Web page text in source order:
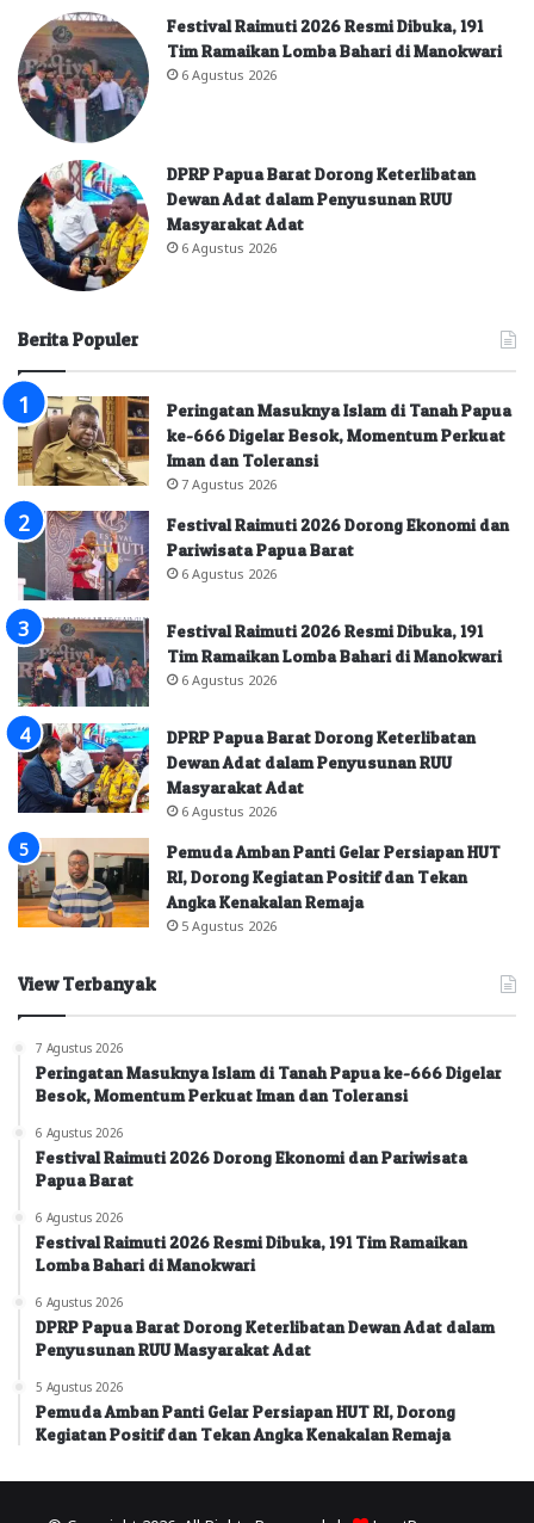
Festival Raimuti 2026 Resmi Dibuka, 191
Tim Ramaikan Lomba Bahari di Manokwari
6 Agustus 2026
DPRP Papua Barat Dorong Keterlibatan
Dewan Adat dalam Penyusunan RUU
Masyarakat Adat
6 Agustus 2026
Berita Populer
Peringatan Masuknya Islam di Tanah Papua
ke-666 Digelar Besok, Momentum Perkuat
Iman dan Toleransi
7 Agustus 2026
Festival Raimuti 2026 Dorong Ekonomi dan
Pariwisata Papua Barat
6 Agustus 2026
Festival Raimuti 2026 Resmi Dibuka, 191
Tim Ramaikan Lomba Bahari di Manokwari
6 Agustus 2026
DPRP Papua Barat Dorong Keterlibatan
Dewan Adat dalam Penyusunan RUU
Masyarakat Adat
6 Agustus 2026
Pemuda Amban Panti Gelar Persiapan HUT
RI, Dorong Kegiatan Positif dan Tekan
Angka Kenakalan Remaja
5 Agustus 2026
View Terbanyak
7 Agustus 2026
Peringatan Masuknya Islam di Tanah Papua ke-666 Digelar
Besok, Momentum Perkuat Iman dan Toleransi
6 Agustus 2026
Festival Raimuti 2026 Dorong Ekonomi dan Pariwisata
Papua Barat
6 Agustus 2026
Festival Raimuti 2026 Resmi Dibuka, 191 Tim Ramaikan
Lomba Bahari di Manokwari
6 Agustus 2026
DPRP Papua Barat Dorong Keterlibatan Dewan Adat dalam
Penyusunan RUU Masyarakat Adat
5 Agustus 2026
Pemuda Amban Panti Gelar Persiapan HUT RI, Dorong
Kegiatan Positif dan Tekan Angka Kenakalan Remaja